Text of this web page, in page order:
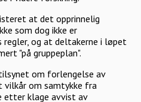
at det opprinnelig
som dog ikke er
og at deltakerne i løpet
"på gruppeplan".
om forlengelse av
om samtykke fra
etter klage avvist av